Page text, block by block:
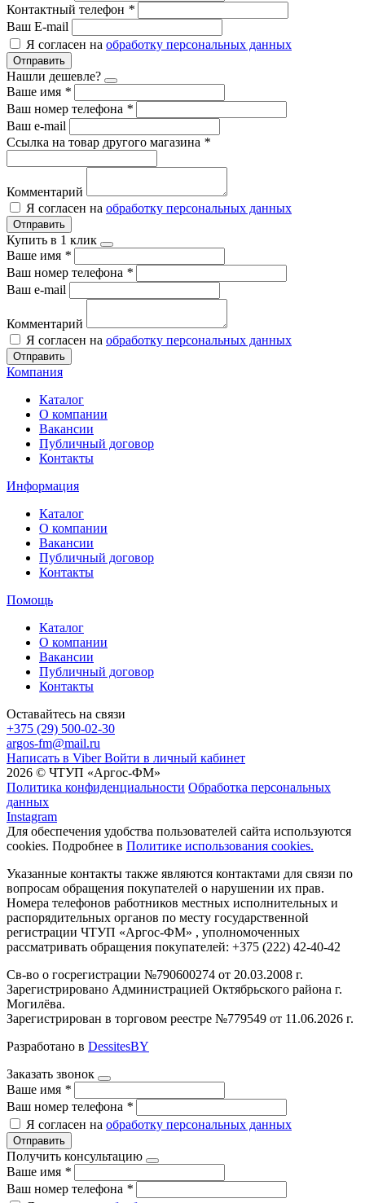
Контактный телефон *
Ваш E-mail
Я согласен на обработку персональных данных
Отправить
Нашли дешевле?
Ваше имя *
Ваш номер телефона *
Ваш e-mail
Ссылка на товар другого магазина *
Комментарий
Я согласен на обработку персональных данных
Отправить
Купить в 1 клик
Ваше имя *
Ваш номер телефона *
Ваш e-mail
Комментарий
Я согласен на обработку персональных данных
Отправить
Компания
Каталог
О компании
Вакансии
Публичный договор
Контакты
Информация
Каталог
О компании
Вакансии
Публичный договор
Контакты
Помощь
Каталог
О компании
Вакансии
Публичный договор
Контакты
Оставайтесь на связи
+375 (29) 500-02-30
argos-fm@mail.ru
Написать в Viber Войти в личный кабинет
2026 © ЧТУП «Аргос-ФМ»
Политика конфиденциальности Обработка персональных
данных
Instagram
Для обеспечения удобства пользователей сайта используются
cookies. Подробнее в Политике использования cookies.
Указанные контакты также являются контактами для связи по
вопросам обращения покупателей о нарушении их прав.
Номера телефонов работников местных исполнительных и
распорядительных органов по месту государственной
регистрации ЧТУП «Аргос-ФМ» , уполномоченных
рассматривать обращения покупателей: +375 (222) 42-40-42
Св-во о госрегистрации №790600274 от 20.03.2008 г.
Зарегистрировано Администрацией Октябрьского района г.
Могилёва.
Зарегистрирован в торговом реестре №779549 от 11.06.2026 г.
Разработано в DessitesBY
Заказать звонок
Ваше имя *
Ваш номер телефона *
Я согласен на обработку персональных данных
Отправить
Получить консультацию
Ваше имя *
Ваш номер телефона *